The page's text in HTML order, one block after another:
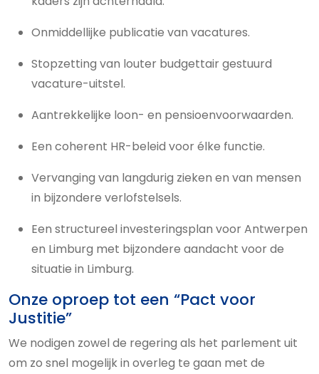
Onmiddellijke publicatie van vacatures.
Stopzetting van louter budgettair gestuurd
vacature-uitstel.
Aantrekkelijke loon- en pensioenvoorwaarden.
Een coherent HR-beleid voor élke functie.
Vervanging van langdurig zieken en van mensen
in bijzondere verlofstelsels.
Een structureel investeringsplan voor Antwerpen
en Limburg met bijzondere aandacht voor de
situatie in Limburg.
Onze oproep tot een “Pact voor
Justitie”
We nodigen zowel de regering als het parlement uit
om zo snel mogelijk in overleg te gaan met de